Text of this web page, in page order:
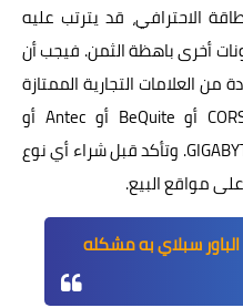
الاحترافي، قد يترتب عليه
أخرى باهظة الثمن. فيجب أن
العلامات التجارية الممتازة
مثل Seasonic أو EVGA أو CORSAIR أو BeQuite أو Antec أو
SuperFlower أو FSP أو ASUS أو GIGABYTE. وتأكد قبل شراء أي نوع
مواقع البيع.
سبلاي به مشكله